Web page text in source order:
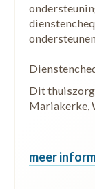
Dit
Mariakerke,
meer